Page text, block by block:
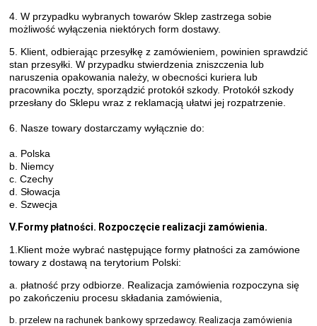
4. W przypadku wybranych towarów Sklep zastrzega sobie
możliwość wyłączenia niektórych form dostawy.
5. Klient, odbierając przesyłkę z zamówieniem, powinien sprawdzić
stan przesyłki. W przypadku stwierdzenia zniszczenia lub
naruszenia opakowania należy, w obecności kuriera lub
pracownika poczty, sporządzić protokół szkody. Protokół szkody
przesłany do Sklepu wraz z reklamacją ułatwi jej rozpatrzenie.
6. Nasze towary dostarczamy wyłącznie do:
a. Polska
b. Niemcy
c. Czechy
d. Słowacja
e. Szwecja
V.Formy płatności. Rozpoczęcie realizacji zamówienia.
1.Klient może wybrać następujące formy płatności za zamówione
towary z dostawą na terytorium Polski:
a. płatność przy odbiorze. Realizacja zamówienia rozpoczyna się
po zakończeniu procesu składania zamówienia,
b. przelew na rachunek bankowy sprzedawcy. Realizacja zamówienia